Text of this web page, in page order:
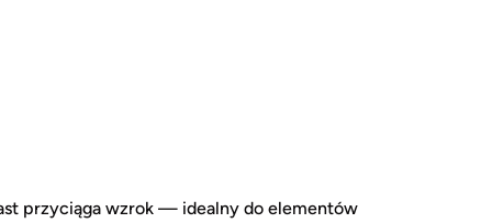
przyciąga wzrok — idealny do elementów